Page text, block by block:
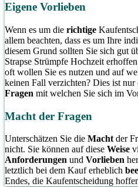
Eigene Vorlieben
Wenn es um die richtige
allem beachten, dass es um Ihre
diesem Grund sollten Sie sich gut
Strapse Strümpfe Hochzeit
oft wollen Sie es nutzen und auf
keinen Fall verzichten? Dies ist
Fragen mit welchen Sie sich im
Macht der Fragen
Unterschätzen Sie die Macht der
nicht. Sie können auf diese Weise
Anforderungen und Vorlieben
letztlich bei dem Kauf erheblich
Endes, die Kaufentscheidung